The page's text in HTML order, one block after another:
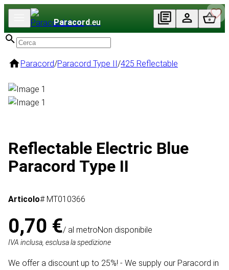
Paracord.eu
Paracord/Paracord Type II/425 Reflectable
Reflectable Electric Blue
Paracord Type II
Articolo# MT010366
0,70 €/ al metroNon disponibile
IVA inclusa, esclusa la spedizione
We offer a discount up to 25%! - We supply our Paracord in